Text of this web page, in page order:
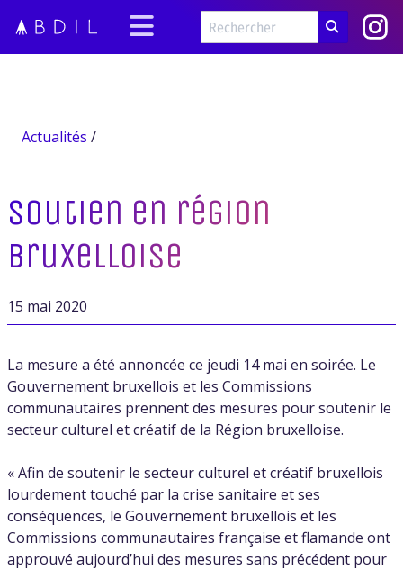
Actualités /
Soutien en région
bruxelloise
15 mai 2020
La mesure a été annoncée ce jeudi 14 mai en soirée. Le
Gouvernement bruxellois et les Commissions
communautaires prennent des mesures pour soutenir le
secteur culturel et créatif de la Région bruxelloise.
« Afin de soutenir le secteur culturel et créatif bruxellois
lourdement touché par la crise sanitaire et ses
conséquences, le Gouvernement bruxellois et les
Commissions communautaires française et flamande ont
approuvé aujourd’hui des mesures sans précédent pour